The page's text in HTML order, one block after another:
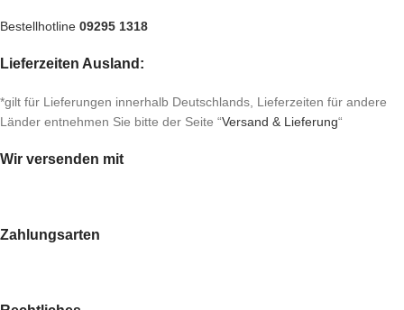
Bestellhotline 09295 1318
Lieferzeiten Ausland:
*gilt für Lieferungen innerhalb Deutschlands, Lieferzeiten für andere
Länder entnehmen Sie bitte der Seite “Versand & Lieferung“
Wir versenden mit
Zahlungsarten